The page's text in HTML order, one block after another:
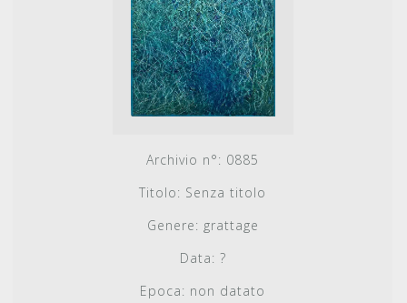
Archivio n°: 0885
Titolo: Senza titolo
Genere: grattage
Data: ?
Epoca: non datato